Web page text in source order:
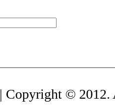
| Copyright © 2012.